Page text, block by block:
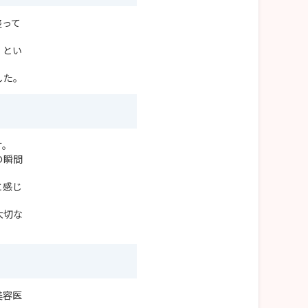
て
い
。
瞬間
じ
切な
容医